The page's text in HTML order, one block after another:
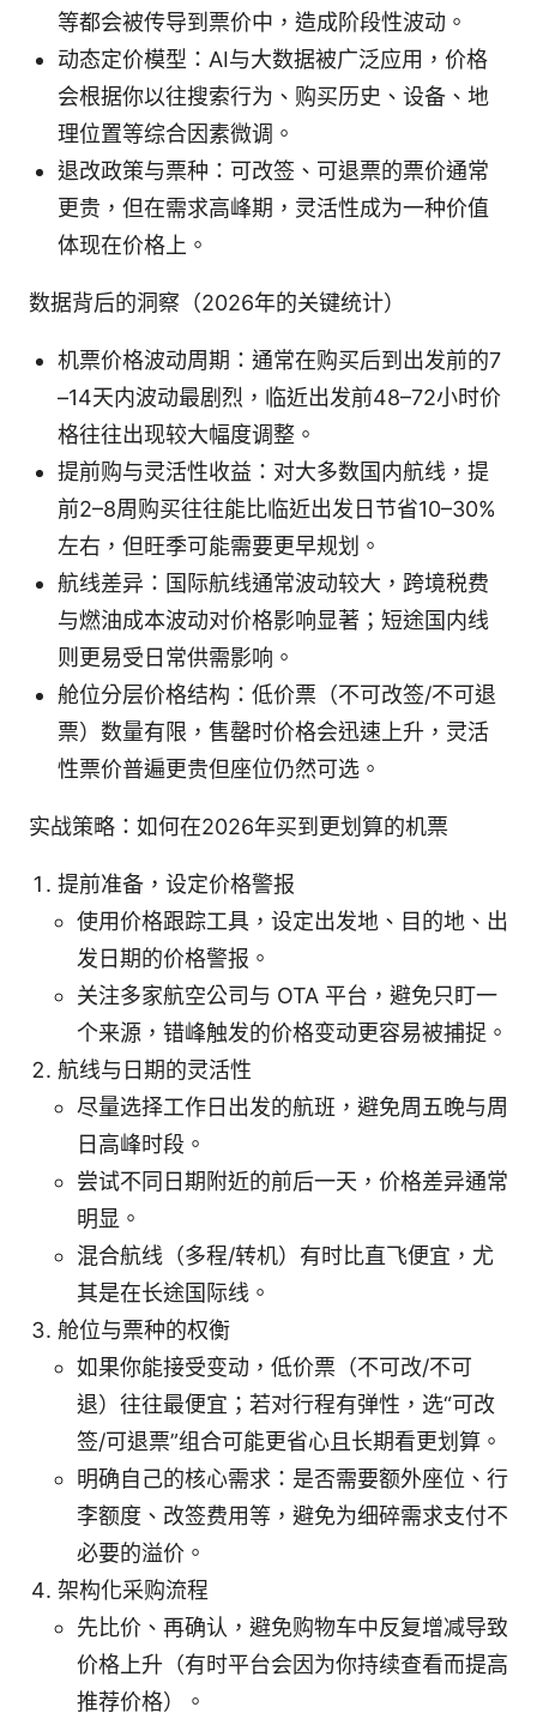
等都会被传导到票价中，造成阶段性波动。
动态定价模型：AI与大数据被广泛应用，价格
会根据你以往搜索行为、购买历史、设备、地
理位置等综合因素微调。
退改政策与票种：可改签、可退票的票价通常
更贵，但在需求高峰期，灵活性成为一种价值
体现在价格上。
数据背后的洞察（2026年的关键统计）
机票价格波动周期：通常在购买后到出发前的7
–14天内波动最剧烈，临近出发前48–72小时价
格往往出现较大幅度调整。
提前购与灵活性收益：对大多数国内航线，提
前2–8周购买往往能比临近出发日节省10–30%
左右，但旺季可能需要更早规划。
航线差异：国际航线通常波动较大，跨境税费
与燃油成本波动对价格影响显著；短途国内线
则更易受日常供需影响。
舱位分层价格结构：低价票（不可改签/不可退
票）数量有限，售罄时价格会迅速上升，灵活
性票价普遍更贵但座位仍然可选。
实战策略：如何在2026年买到更划算的机票
提前准备，设定价格警报
使用价格跟踪工具，设定出发地、目的地、出
发日期的价格警报。
关注多家航空公司与 OTA 平台，避免只盯一
个来源，错峰触发的价格变动更容易被捕捉。
航线与日期的灵活性
尽量选择工作日出发的航班，避免周五晚与周
日高峰时段。
尝试不同日期附近的前后一天，价格差异通常
明显。
混合航线（多程/转机）有时比直飞便宜，尤
其是在长途国际线。
舱位与票种的权衡
如果你能接受变动，低价票（不可改/不可
退）往往最便宜；若对行程有弹性，选“可改
签/可退票”组合可能更省心且长期看更划算。
明确自己的核心需求：是否需要额外座位、行
李额度、改签费用等，避免为细碎需求支付不
必要的溢价。
架构化采购流程
先比价、再确认，避免购物车中反复增减导致
价格上升（有时平台会因为你持续查看而提高
推荐价格）。